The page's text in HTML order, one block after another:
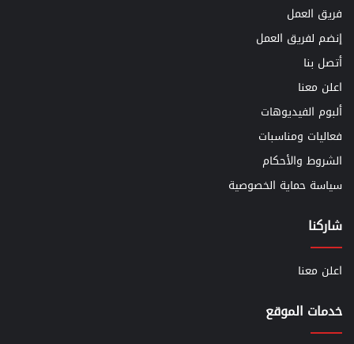
فريق العمل
إنضم لفريق العمل
أتصل بنا
اعلن معنا
ألبوم الفيديوهات
فعاليات ومناسبات
الشروط والأحكام
سياسة حماية الخصوصية
شاركنا
اعلن معنا
خدمات الموقع